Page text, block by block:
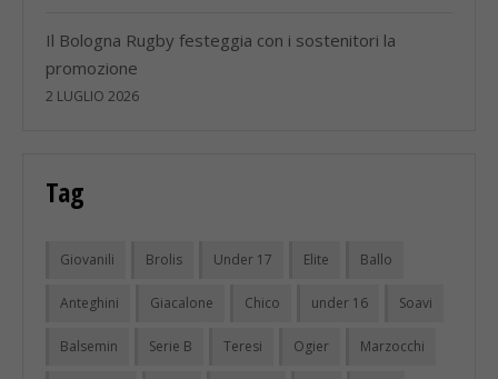
Il Bologna Rugby festeggia con i sostenitori la
promozione
2 LUGLIO 2026
Tag
Giovanili Brolis Under 17 Elite Ballo
Anteghini Giacalone Chico under 16 Soavi
Balsemin Serie B Teresi Ogier Marzocchi